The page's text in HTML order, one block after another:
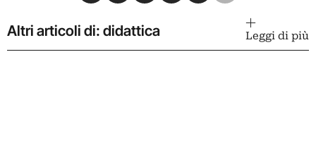
Altri articoli di: didattica Leggi di più